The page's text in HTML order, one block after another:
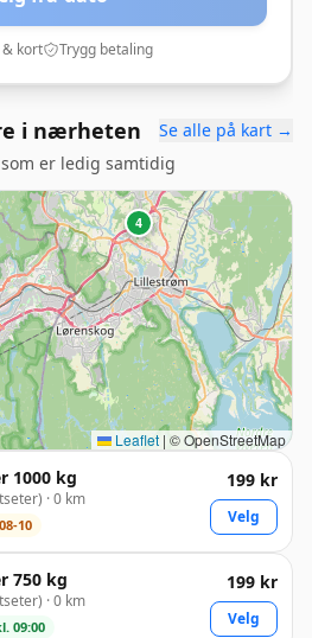
& kort Trygg betaling
i nærheten
Se alle på kart →
er ledig samtidig
4
Leaflet | © OpenStreetMap
1000 kg
· 0 km
10
199 kr
Velg
750 kg
· 0 km
09:00
199 kr
Velg